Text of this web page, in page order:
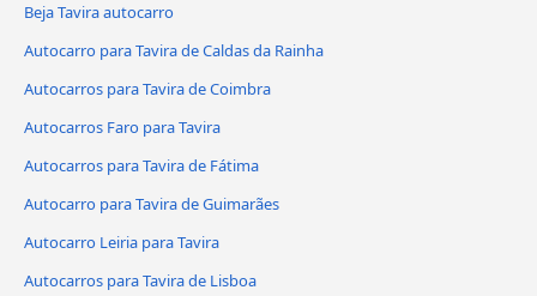
Beja Tavira autocarro
Autocarro para Tavira de Caldas da Rainha
Autocarros para Tavira de Coimbra
Autocarros Faro para Tavira
Autocarros para Tavira de Fátima
Autocarro para Tavira de Guimarães
Autocarro Leiria para Tavira
Autocarros para Tavira de Lisboa